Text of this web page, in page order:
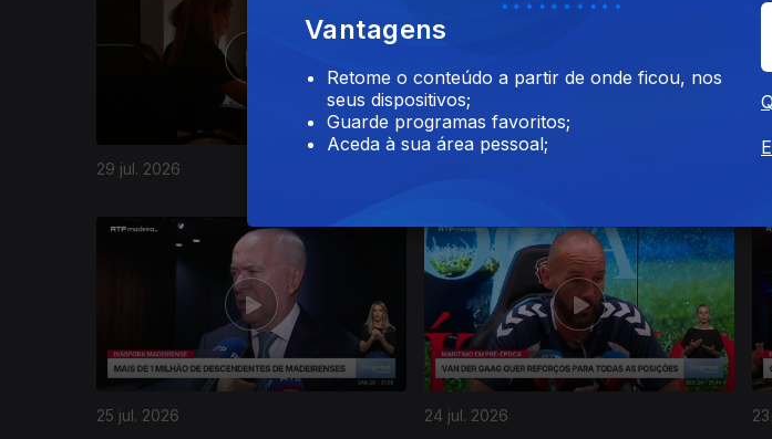
29 jul. 2026
25 jul. 2026 24 jul. 2026
Vantagens
Retome o conteúdo a partir de onde ficou, nos
seus dispositivos;
Guarde programas favoritos;
Aceda à sua área pessoal;